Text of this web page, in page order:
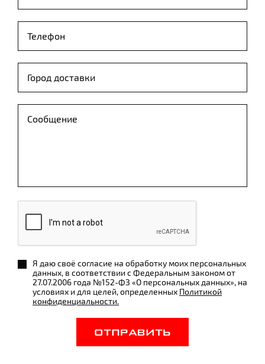
Я даю своё согласие на обработку моих персональных
данных, в соответствии с Федеральным законом от
27.07.2006 года №152-ФЗ «О персональных данных», на
условиях и для целей, определенных Политикой
конфиденциальности.
ОТПРАВИТЬ